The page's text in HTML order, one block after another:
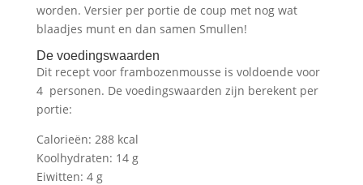
worden. Versier per portie de coup met nog wat
blaadjes munt en dan samen Smullen!
De voedingswaarden
Dit recept voor frambozenmousse is voldoende voor
4 personen. De voedingswaarden zijn berekent per
portie:
Calorieën: 288 kcal
Koolhydraten: 14 g
Eiwitten: 4 g